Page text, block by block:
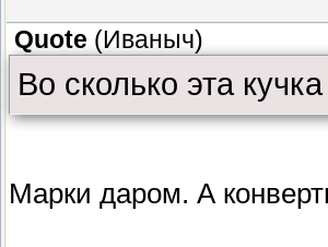
Quote (Иваныч)
Во сколько эта
Марки даром. А